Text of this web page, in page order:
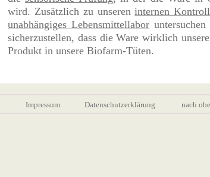
wird. Zusätzlich zu unsereninternen
unabhängiges Lebensmittellaboruntersuchen
sicherzustellen, dass die Ware wirklich
Produkt in unsere Biofarm-Tüten.
Impressum Datenschutzerklärung nach